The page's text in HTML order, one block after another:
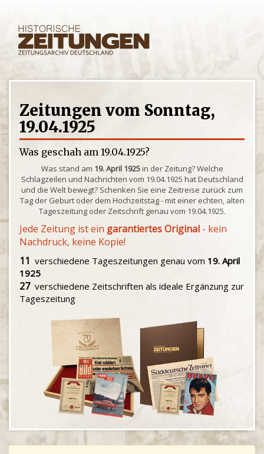
Zeitungen vom Sonntag,
19.04.1925
Was geschah am 19.04.1925?
Was stand am 19. April 1925in der Zeitung? Welche
Schlagzeilen und Nachrichten vom 19.04.1925 hat Deutschland
und die Welt bewegt? Schenken Sie eine Zeitreise zurück zum
Tag der Geburt oder dem Hochzeitstag - mit einer echten, alten
Tageszeitung oder Zeitschrift genau vom 19.04.1925.
Jede Zeitung ist ein garantiertes Original - kein
Nachdruck, keine Kopie!
11 verschiedene Tageszeitungen genau vom 19. April
1925
27verschiedene Zeitschriften als ideale Ergänzung zur
Tageszeitung